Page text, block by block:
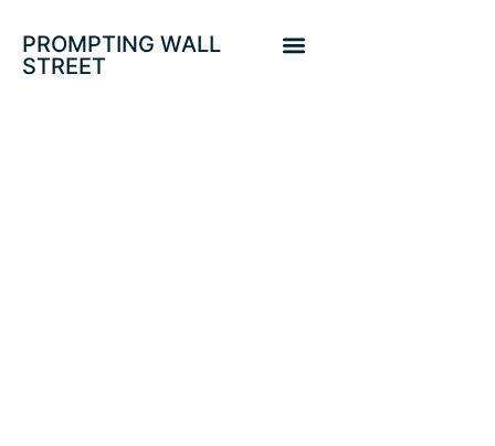
PROMPTING WALL
STREET